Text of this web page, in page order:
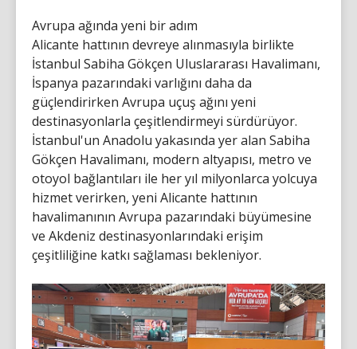
Avrupa ağında yeni bir adım
Alicante hattının devreye alınmasıyla birlikte
İstanbul Sabiha Gökçen Uluslararası Havalimanı,
İspanya pazarındaki varlığını daha da
güçlendirirken Avrupa uçuş ağını yeni
destinasyonlarla çeşitlendirmeyi sürdürüyor.
İstanbul'un Anadolu yakasında yer alan Sabiha
Gökçen Havalimanı, modern altyapısı, metro ve
otoyol bağlantıları ile her yıl milyonlarca yolcuya
hizmet verirken, yeni Alicante hattının
havalimanının Avrupa pazarındaki büyümesine
ve Akdeniz destinasyonlarındaki erişim
çeşitliliğine katkı sağlaması bekleniyor.